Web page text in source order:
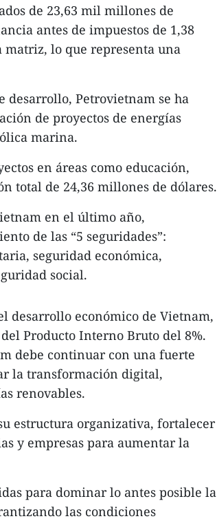
de 23,63 mil millones de
antes de impuestos de 1,38
lo que representa una
desarrollo, Petrovietnam se ha
de proyectos de energías
marina.
en áreas como educación,
total de 24,36 millones de dólares.
en el último año,
de las “5 seguridades”:
seguridad económica,
social.
desarrollo económico de Vietnam,
Producto Interno Bruto del 8%.
debe continuar con una fuerte
la transformación digital,
renovables.
estructura organizativa, fortalecer
y empresas para aumentar la
para dominar lo antes posible la
las condiciones